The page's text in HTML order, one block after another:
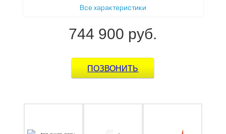
Все характеристики
744 900 руб.
ПОЗВОНИТЬ